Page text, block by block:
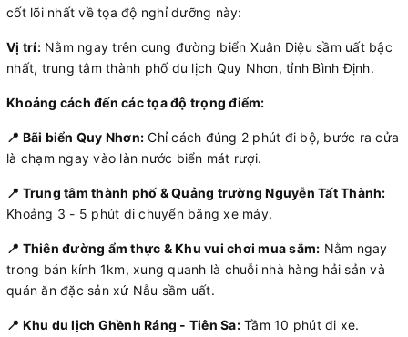
cốt lõi nhất về tọa độ nghỉ dưỡng này:
Vị trí:Nằm ngay trên cung đường biển Xuân Diệu sầm uất bậc
nhất, trung tâm thành phố du lịch Quy Nhơn, tỉnh Bình Định.
Khoảng cách đến các tọa độ trọng điểm:
📍 Bãi biển Quy Nhơn: Chỉ cách đúng 2 phút đi bộ, bước ra cửa
là chạm ngay vào làn nước biển mát rượi.
📍 Trung tâm thành phố & Quảng trường Nguyễn Tất Thành:
Khoảng 3 - 5 phút di chuyển bằng xe máy.
📍 Thiên đường ẩm thực & Khu vui chơi mua sắm: Nằm ngay
trong bán kính 1km, xung quanh là chuỗi nhà hàng hải sản và
quán ăn đặc sản xứ Nẫu sầm uất.
📍 Khu du lịch Ghềnh Ráng - Tiên Sa:Tầm 10 phút đi xe.